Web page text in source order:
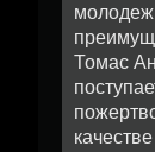
Томас